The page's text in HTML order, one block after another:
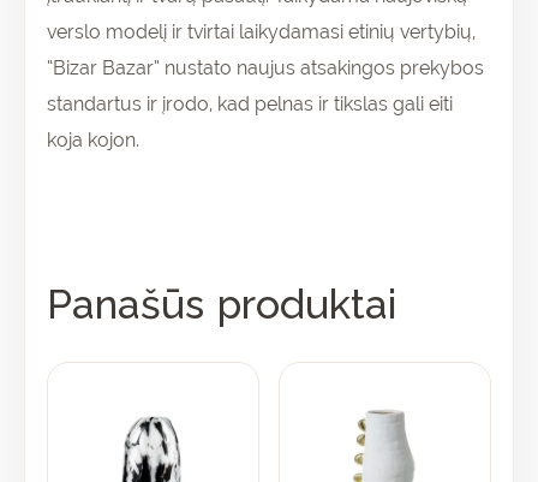
verslo modelį ir tvirtai laikydamasi etinių vertybių,
“Bizar Bazar” nustato naujus atsakingos prekybos
standartus ir įrodo, kad pelnas ir tikslas gali eiti
koja kojon.
Panašūs produktai